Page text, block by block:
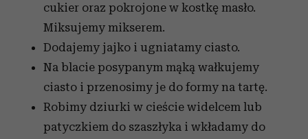
cukier oraz pokrojone w kostkę masło.
Miksujemy mikserem.
Dodajemy jajko i ugniatamy ciasto.
Na blacie posypanym mąką wałkujemy
ciasto i przenosimy je do formy na tartę.
Robimy dziurki w cieście widelcem lub
patyczkiem do szaszłyka i wkładamy do